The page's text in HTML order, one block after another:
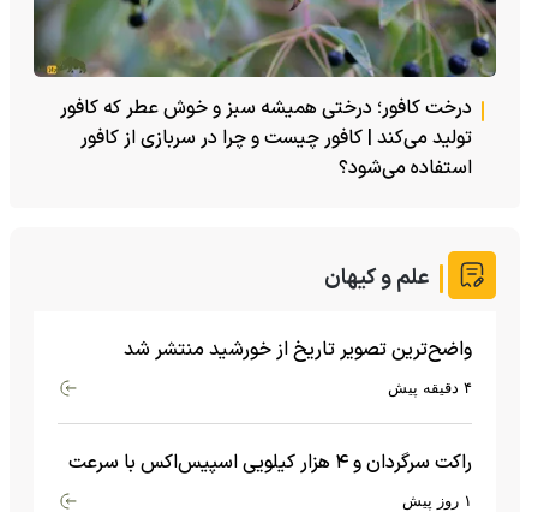
درخت کافور؛ درختی همیشه سبز و خوش عطر که کافور
تولید می‌کند | کافور چیست و چرا در سربازی از کافور
استفاده می‌شود؟
علم و کیهان
واضح‌ترین تصویر تاریخ از خورشید منتشر شد
۴ دقیقه پیش
راکت سرگردان و ۴ هزار کیلویی اسپیس‌اکس با سرعت
هشت هزار و ۶۹۰ کیلومتر در ساعت به ماه برخورد کرد۱ روز پیش